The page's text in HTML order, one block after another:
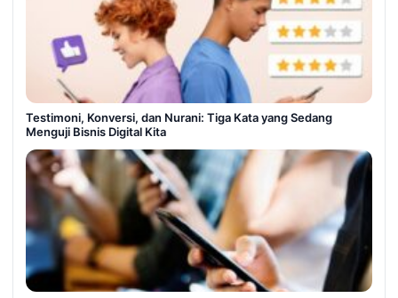
Testimoni, Konversi, dan Nurani: Tiga Kata yang Sedang
Menguji Bisnis Digital Kita